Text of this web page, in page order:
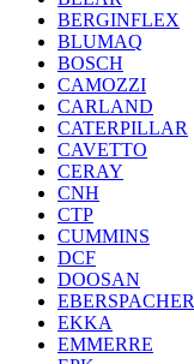
BERGINFLEX
BLUMAQ
BOSCH
CAMOZZI
CARLAND
CATERPILLAR
CAVETTO
CERAY
CNH
CTP
CUMMINS
DCF
DOOSAN
EBERSPACHER
EKKA
EMMERRE